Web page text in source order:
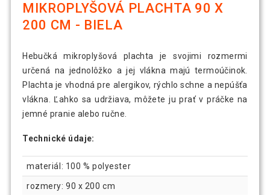
MIKROPLYŠOVÁ PLACHTA 90 X
200 CM - BIELA
Hebučká mikroplyšová plachta je svojimi rozmermi
určená na jednolôžko a jej vlákna majú termoúčinok.
Plachta je vhodná pre alergikov, rýchlo schne a nepúšťa
vlákna. Ľahko sa udržiava, môžete ju prať v práčke na
jemné pranie alebo ručne.
Technické údaje:
materiál: 100 % polyester
rozmery: 90 x 200 cm